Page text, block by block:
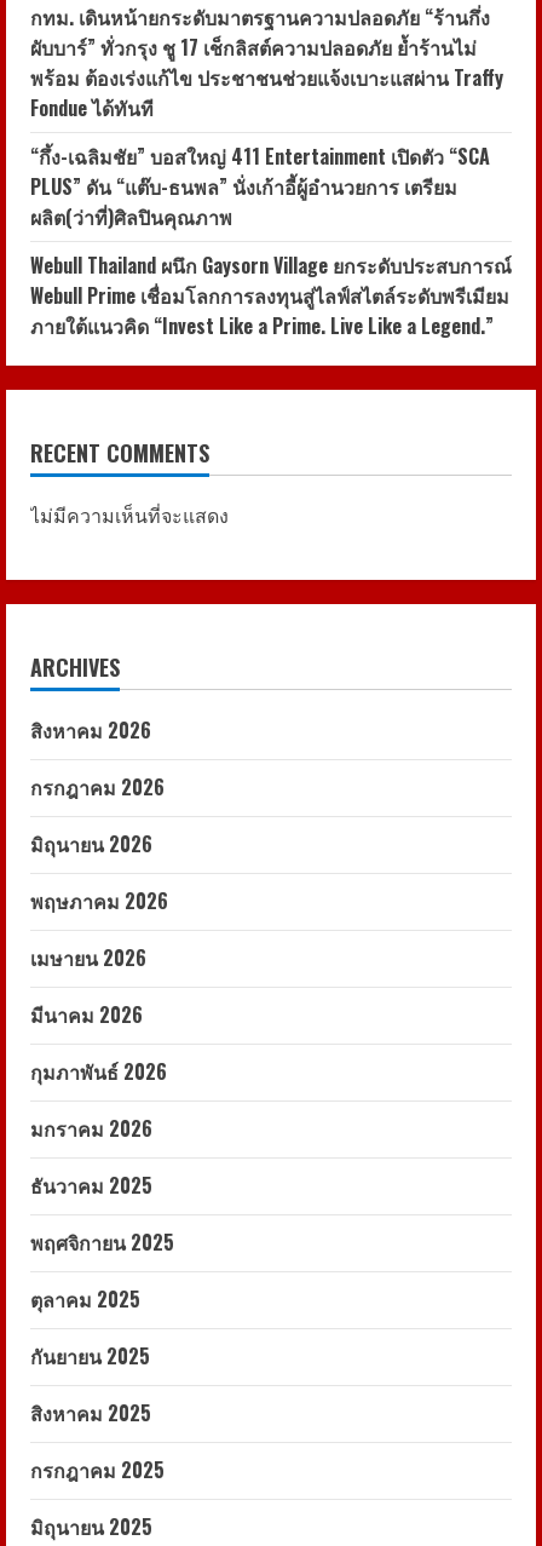
กทม. เดินหน้ายกระดับมาตรฐานความปลอดภัย “ร้านกึ่ง
ผับบาร์” ทั่วกรุง ชู 17 เช็กลิสต์ความปลอดภัย ย้ำร้านไม่
พร้อม ต้องเร่งแก้ไข ประชาชนช่วยแจ้งเบาะแสผ่าน Traffy
Fondue ได้ทันที
“กึ้ง-เฉลิมชัย” บอสใหญ่ 411 Entertainment เปิดตัว “SCA
PLUS” ดัน “แต๊บ-ธนพล” นั่งเก้าอี้ผู้อำนวยการ เตรียม
ผลิต(ว่าที่)ศิลปินคุณภาพ
Webull Thailand ผนึก Gaysorn Village ยกระดับประสบการณ์
Webull Prime เชื่อมโลกการลงทุนสู่ไลฟ์สไตล์ระดับพรีเมียม
ภายใต้แนวคิด “Invest Like a Prime. Live Like a Legend.”
RECENT COMMENTS
ไม่มีความเห็นที่จะแสดง
ARCHIVES
สิงหาคม 2026
กรกฎาคม 2026
มิถุนายน 2026
พฤษภาคม 2026
เมษายน 2026
มีนาคม 2026
กุมภาพันธ์ 2026
มกราคม 2026
ธันวาคม 2025
พฤศจิกายน 2025
ตุลาคม 2025
กันยายน 2025
สิงหาคม 2025
กรกฎาคม 2025
มิถุนายน 2025